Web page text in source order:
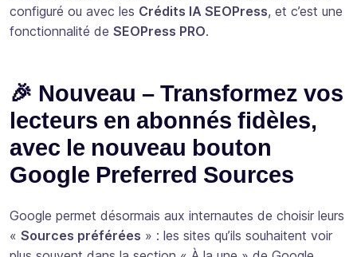
configuré ou avec les Crédits IA SEOPress, et c’est une
fonctionnalité de SEOPress PRO.
🎉 Nouveau – Transformez vos
lecteurs en abonnés fidèles,
avec le nouveau bouton
Google Preferred Sources
Google permet désormais aux internautes de choisir leurs
« Sources préférées » : les sites qu’ils souhaitent voir